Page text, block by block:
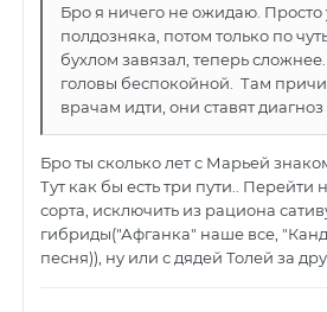
Бро я ничего не ожидаю. Просто
полдозняка, потом только по
бухлом завязал, теперь
головы беспокойной. Там
врачам идти, они ставят
Бро ты сколько лет с Марьей
Тут как бы есть три пути..
сорта, исключить из рациона
гибриды("Афганка" наше все,
песня)), ну или с дядей Толей за